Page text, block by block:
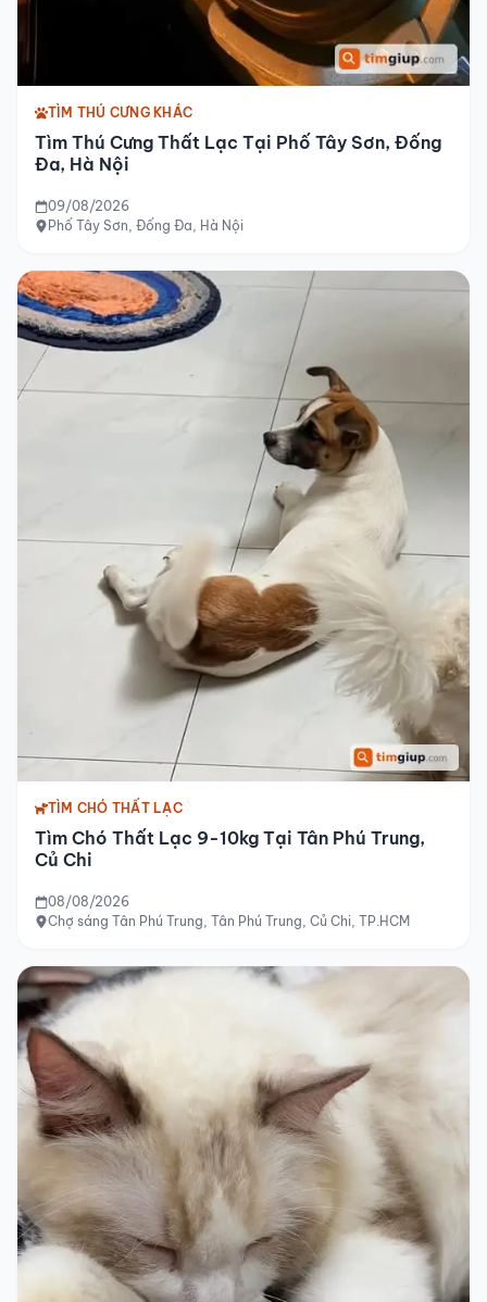
TÌM THÚ CƯNG KHÁC
Tìm Thú Cưng Thất Lạc Tại Phố Tây Sơn, Đống
Đa, Hà Nội
09/08/2026
Phố Tây Sơn, Đống Đa, Hà Nội
TÌM CHÓ THẤT LẠC
Tìm Chó Thất Lạc 9-10kg Tại Tân Phú Trung,
Củ Chi
08/08/2026
Chợ sáng Tân Phú Trung, Tân Phú Trung, Củ Chi, TP.HCM